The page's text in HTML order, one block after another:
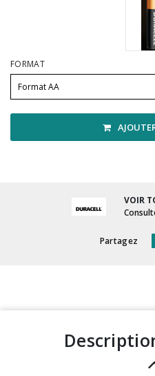
FORMAT
VOIR
Partagez